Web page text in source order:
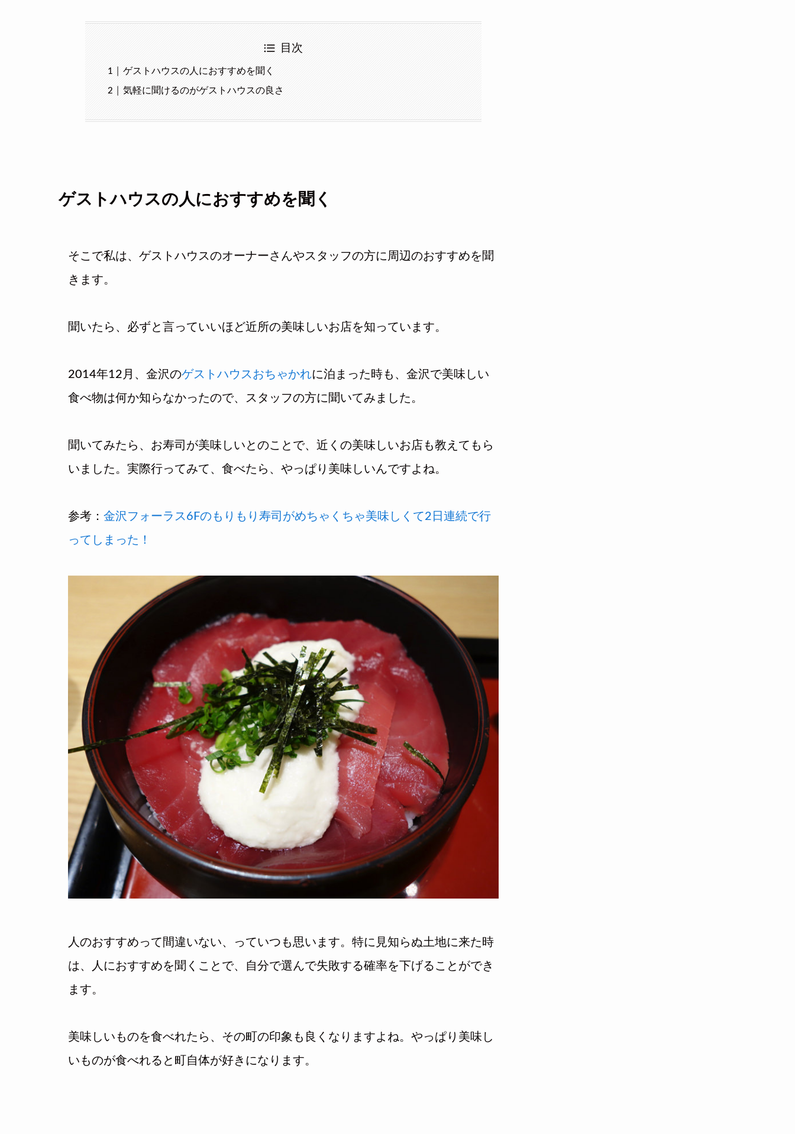
目次
ゲストハウスの人におすすめを聞く
気軽に聞けるのがゲストハウスの良さ
ゲストハウスの人におすすめを聞く
そこで私は、ゲストハウスのオーナーさんやスタッフの方に周辺のおすすめを聞
きます。
聞いたら、必ずと言っていいほど近所の美味しいお店を知っています。
2014年12月、金沢のゲストハウスおちゃかれに泊まった時も、金沢で美味しい
食べ物は何か知らなかったので、スタッフの方に聞いてみました。
聞いてみたら、お寿司が美味しいとのことで、近くの美味しいお店も教えてもら
いました。実際行ってみて、食べたら、やっぱり美味しいんですよね。
参考： 金沢フォーラス6Fのもりもり寿司がめちゃくちゃ美味しくて2日連続で行
ってしまった！
人のおすすめって間違いない、っていつも思います。特に見知らぬ土地に来た時
は、人におすすめを聞くことで、自分で選んで失敗する確率を下げることができ
ます。
美味しいものを食べれたら、その町の印象も良くなりますよね。やっぱり美味し
いものが食べれると町自体が好きになります。